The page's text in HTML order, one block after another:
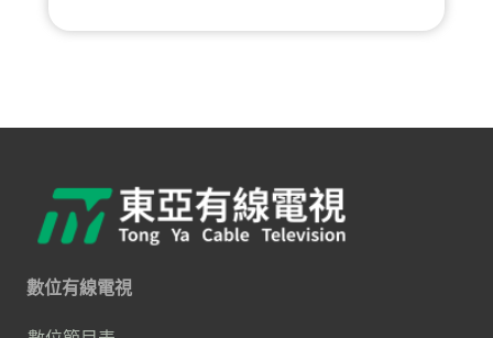
談！立即申請大大寬頻，打
亞有線電視) 或 洽詢專線：
數位有線電視